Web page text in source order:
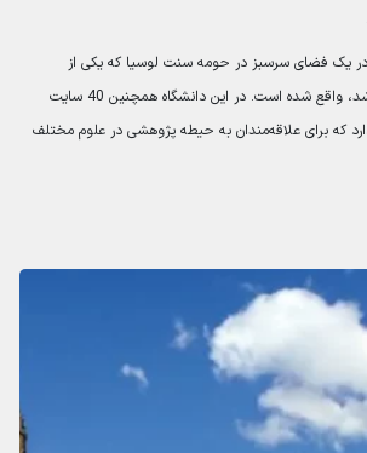
یک فضای سرسبز در حومه سنت لوسیا که یکی از
مرفه‌ترین مناطق شهر می‌باشد، واقع شده است. در این دانشگاه همچنین 40 سایت
که برای علاقه‌مندان به حیطه پژوهشی در علوم مختلف